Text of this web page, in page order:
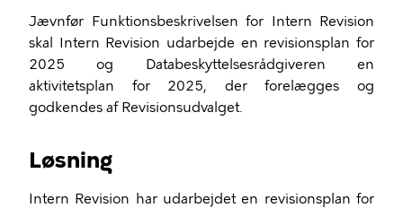
Jævnfør Funktionsbeskrivelsen for Intern Revision
skal Intern Revision udarbejde en revisionsplan for
2025 og Databeskyttelsesrådgiveren en
aktivitetsplan for 2025, der forelægges og
godkendes af Revisionsudvalget.
Løsning
Intern Revision har udarbejdet en revisionsplan for